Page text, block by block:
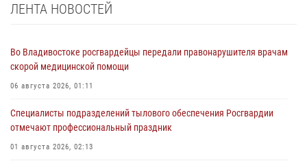
ЛЕНТА НОВОСТЕЙ
Во Владивостоке росгвардейцы передали правонарушителя врачам
скорой медицинской помощи
06 августа 2026, 01:11
Специалисты подразделений тылового обеспечения Росгвардии
отмечают профессиональный праздник
01 августа 2026, 02:13